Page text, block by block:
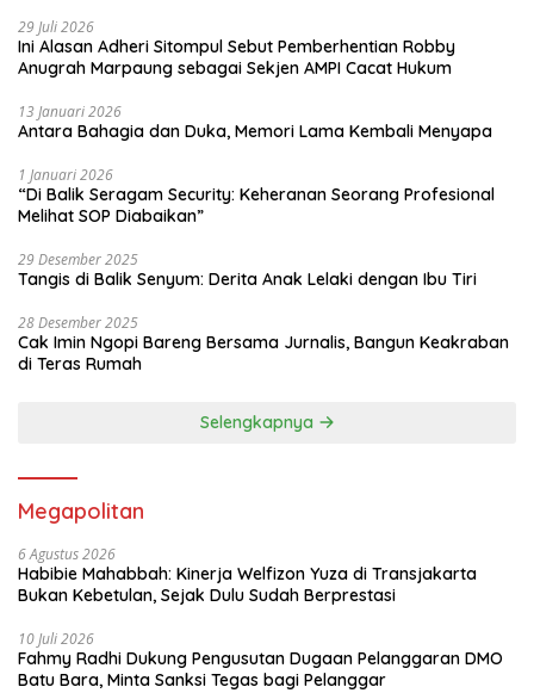
29 Juli 2026
Ini Alasan Adheri Sitompul Sebut Pemberhentian Robby
Anugrah Marpaung sebagai Sekjen AMPI Cacat Hukum
13 Januari 2026
Antara Bahagia dan Duka, Memori Lama Kembali Menyapa
1 Januari 2026
“Di Balik Seragam Security: Keheranan Seorang Profesional
Melihat SOP Diabaikan”
29 Desember 2025
Tangis di Balik Senyum: Derita Anak Lelaki dengan Ibu Tiri
28 Desember 2025
Cak Imin Ngopi Bareng Bersama Jurnalis, Bangun Keakraban
di Teras Rumah
Selengkapnya
Megapolitan
6 Agustus 2026
Habibie Mahabbah: Kinerja Welfizon Yuza di Transjakarta
Bukan Kebetulan, Sejak Dulu Sudah Berprestasi
10 Juli 2026
Fahmy Radhi Dukung Pengusutan Dugaan Pelanggaran DMO
Batu Bara, Minta Sanksi Tegas bagi Pelanggar